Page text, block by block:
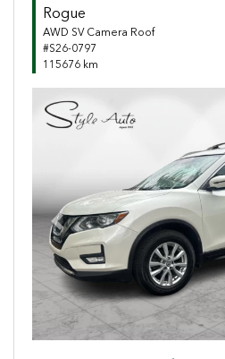
Rogue
AWD SV Camera Roof
#S26-0797
115676 km
Previous